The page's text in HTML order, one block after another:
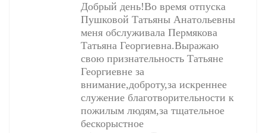
Добрый день!Во время отпуска
Пушковой Татьяны Анатольевны
меня обслуживала Пермякова
Татьяна Георгиевна.Выражаю
свою признательность Татьяне
Георгиевне за
внимание,доброту,за искреннее
служение благотворительности к
пожилым людям,за тщательное
бескорыстное